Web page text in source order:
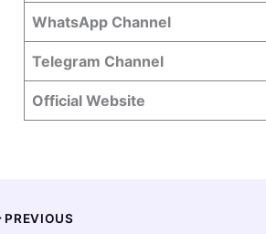
WhatsApp Channel
Telegram Channel
Official Website
PREVIOUS